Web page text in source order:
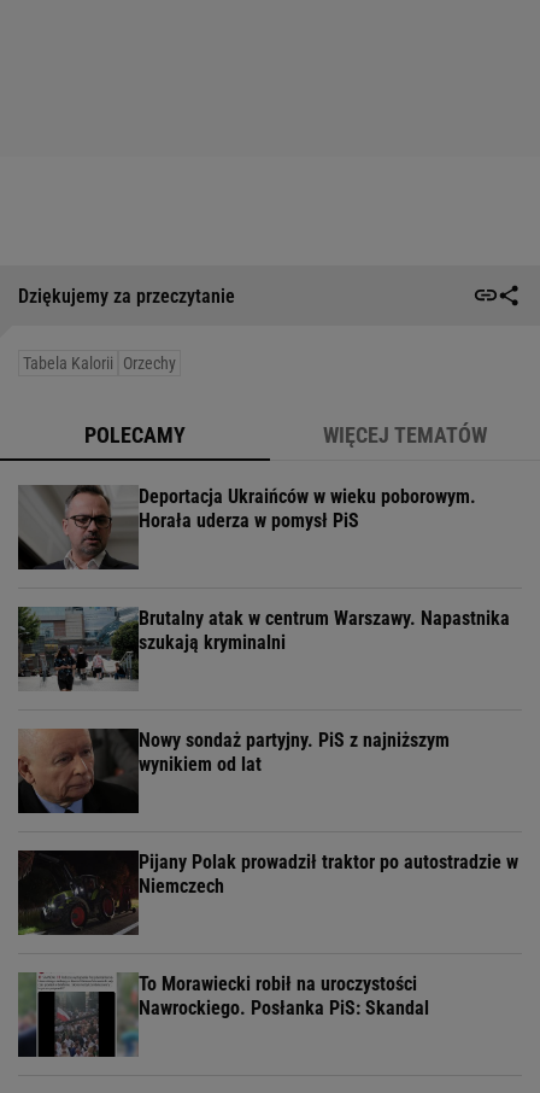
Dziękujemy za przeczytanie
Tabela Kalorii Orzechy
POLECAMY WIĘCEJ TEMATÓW
Deportacja Ukraińców w wieku poborowym.
Horała uderza w pomysł PiS
Brutalny atak w centrum Warszawy. Napastnika
szukają kryminalni
Nowy sondaż partyjny. PiS z najniższym
wynikiem od lat
Pijany Polak prowadził traktor po autostradzie w
Niemczech
To Morawiecki robił na uroczystości
Nawrockiego. Posłanka PiS: Skandal